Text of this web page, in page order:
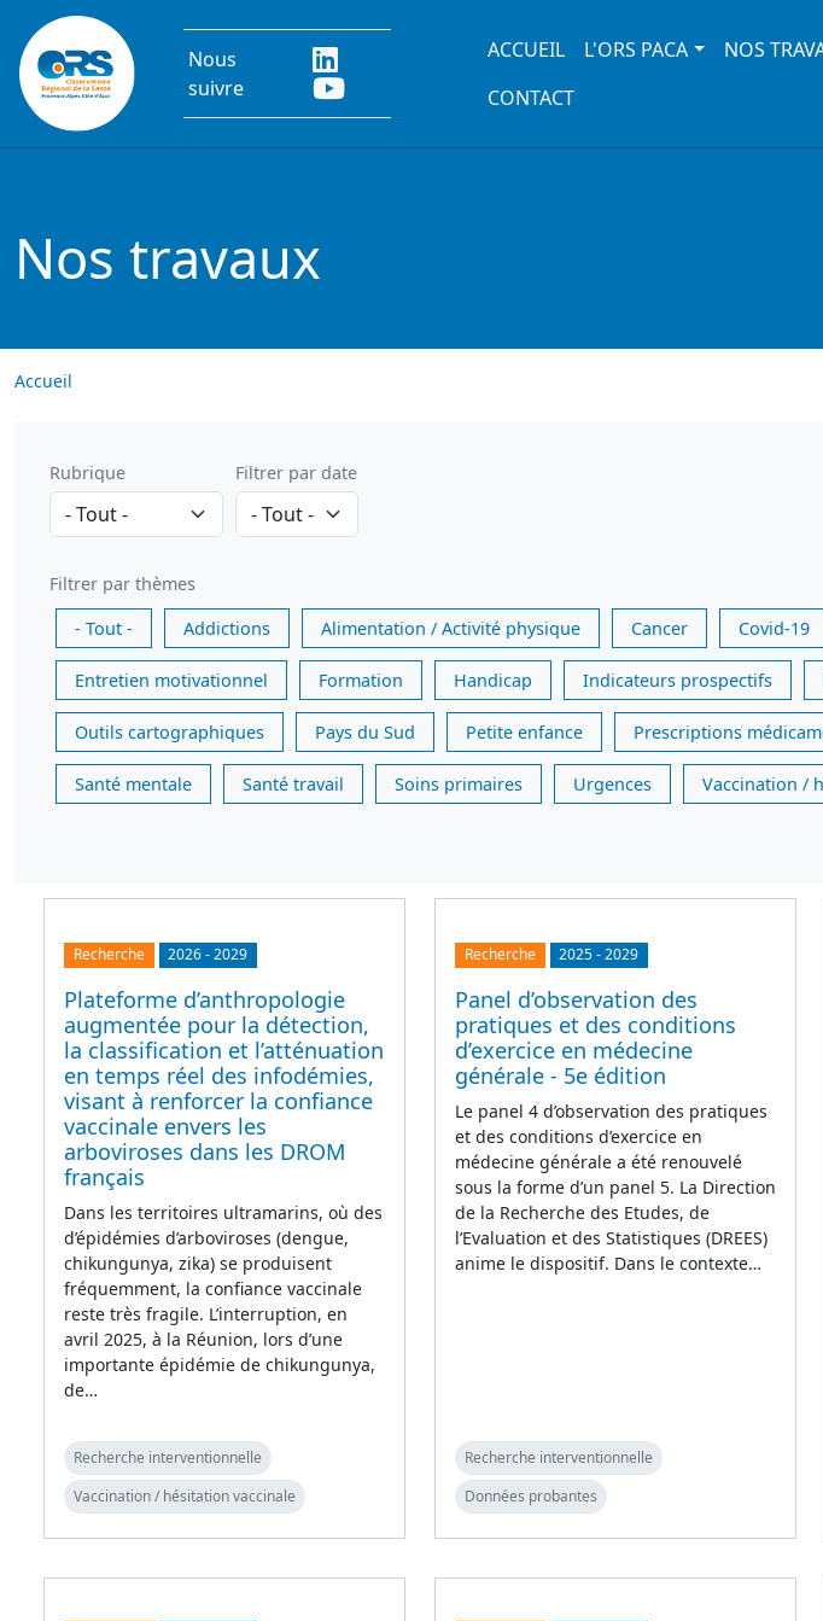
Aller au contenu principal
Nous
suivre
Main navigation
ACCUEIL L'ORS PACA NOS
CONTACT
Nos travaux
Accueil
Rubrique Filtrer par date
Filtrer par thèmes
- Tout -
Addictions Alimentation / Activité physique Cancer Covid-19
Entretien motivationnel Formation Handicap Indicateurs prospectifs
Outils cartographiques Pays du Sud Petite enfance Prescriptions
Santé mentale Santé travail Soins primaires Urgences Vaccination /
Recherche 2026-2029
Plateforme d’anthropologie
augmentée pour la détection,
la classification et l’atténuation
en temps réel des infodémies,
visant à renforcer la confiance
vaccinale envers les
arboviroses dans les DROM
français
Dans les territoires ultramarins, où des
d’épidémies d’arboviroses (dengue,
chikungunya, zika) se produisent
fréquemment, la confiance vaccinale
reste très fragile. L’interruption, en
avril 2025, à la Réunion, lors d’une
importante épidémie de chikungunya,
de…
Recherche interventionnelle
Vaccination / hésitation vaccinale
Recherche 2025-2029
Panel d’observation des
pratiques et des conditions
d’exercice en médecine
générale - 5e édition
Le panel 4 d’observation des pratiques
et des conditions d’exercice en
médecine générale a été renouvelé
sous la forme d’un panel 5. La Direction
de la Recherche des Etudes, de
l’Evaluation et des Statistiques (DREES)
anime le dispositif. Dans le contexte…
Recherche interventionnelle
Données probantes